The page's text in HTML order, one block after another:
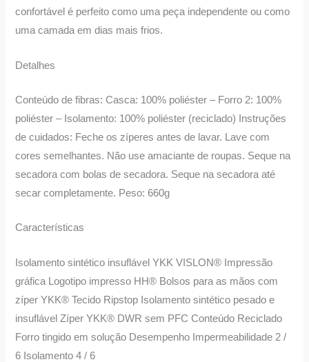
confortável é perfeito como uma peça independente ou como
uma camada em dias mais frios.
Detalhes
Conteúdo de fibras: Casca: 100% poliéster – Forro 2: 100%
poliéster – Isolamento: 100% poliéster (reciclado) Instruções
de cuidados: Feche os zíperes antes de lavar. Lave com
cores semelhantes. Não use amaciante de roupas. Seque na
secadora com bolas de secadora. Seque na secadora até
secar completamente. Peso: 660g
Características
Isolamento sintético insuflável YKK VISLON® Impressão
gráfica Logotipo impresso HH® Bolsos para as mãos com
zíper YKK® Tecido Ripstop Isolamento sintético pesado e
insuflável Zíper YKK® DWR sem PFC Conteúdo Reciclado
Forro tingido em solução Desempenho Impermeabilidade 2 /
6 Isolamento 4 / 6